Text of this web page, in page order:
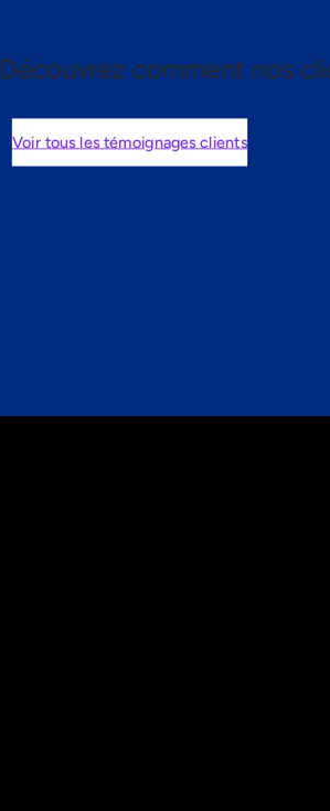
Découvrez comment nos
Voir tous les témoignages clients